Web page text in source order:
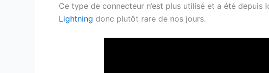
Ce type de connecteur n’est plus utilisé et a été depuis
Lightning donc plutôt rare de nos jours.